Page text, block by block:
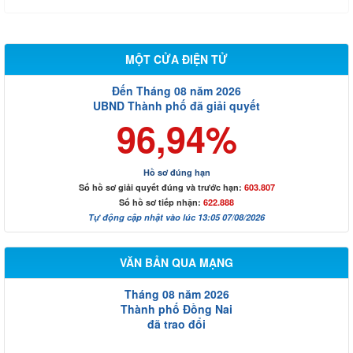
MỘT CỬA ĐIỆN TỬ
Đến Tháng 08 năm 2026
UBND Thành phố đã giải quyết
96,94%
Hồ sơ đúng hạn
Số hồ sơ giải quyết đúng và trước hạn: 603.807
Số hồ sơ tiếp nhận: 622.888
Tự động cập nhật vào lúc 13:05 07/08/2026
VĂN BẢN QUA MẠNG
Tháng 08 năm 2026
Thành phố Đồng Nai
đã trao đổi